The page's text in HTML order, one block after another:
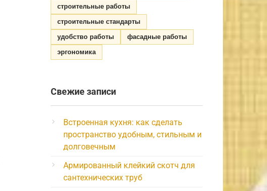
строительные работы
строительные стандарты
удобство работы
фасадные работы
эргономика
Свежие записи
Встроенная кухня: как сделать
пространство удобным, стильным и
долговечным
Армированный клейкий скотч для
сантехнических труб